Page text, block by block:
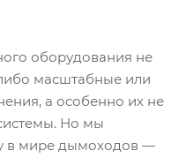
оборудования не
масштабные или
а особенно их не
Но мы
в мире дымоходов —